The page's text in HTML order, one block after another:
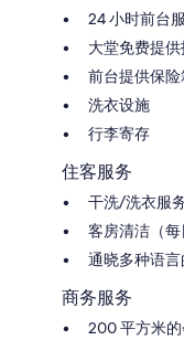
24 小时前台
大堂免费提
前台提供保险
洗衣设施
行李寄存
住客服务
干洗/洗衣服
客房清洁（每
通晓多种语
商务服务
200 平方米